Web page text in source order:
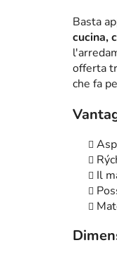
Basta
cucina,
offerta
che fa
Il